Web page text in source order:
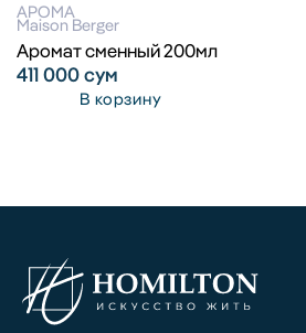
АРОМА
Maison Berger
Аромат сменный 200мл
411 000сум
В корзину